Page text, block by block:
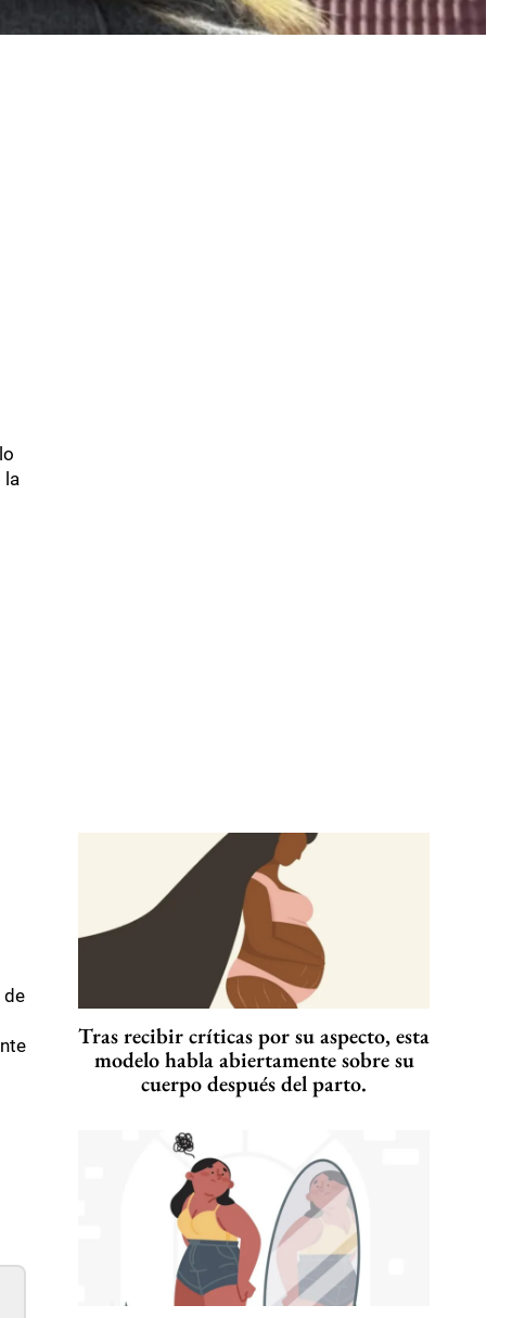
la
de
Tras recibir críticas por su aspecto, esta
modelo habla abiertamente sobre su
cuerpo después del parto.